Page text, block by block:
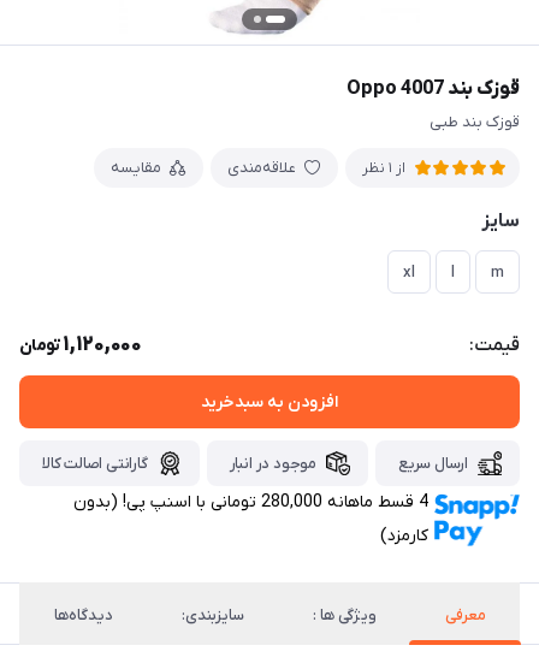
قوزک بند 4007 Oppo
قوزک بند طبی
از 1 نظر علاقه‌مندی مقایسه
سایز
m
l
xl
قیمت: 1,120,000تومان
افزودن به سبدخرید
ارسال سریع موجود در انبار گارانتی اصالت کالا
4 قسط ماهانه 280,000 تومانی با اسنپ ‌پی! (بدون
کارمزد)
معرفی ویژگی ها : سایزبندی: دیدگاه‌ها